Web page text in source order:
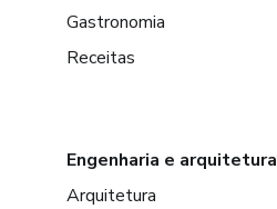
Gastronomia
Receitas
Engenharia e arquitetura
Arquitetura